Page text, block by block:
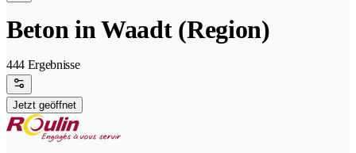
Beton in Waadt (Region)
444 Ergebnisse
Jetzt geöffnet